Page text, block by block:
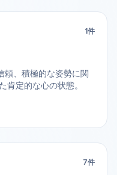
1件
頼、積極的な姿勢に関
肯定的な心の状態。
7件